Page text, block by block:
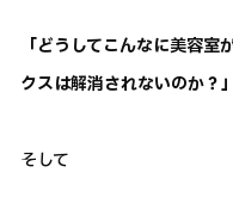
「どうしてこんなに美容
クスは解消されないのか？」
そして